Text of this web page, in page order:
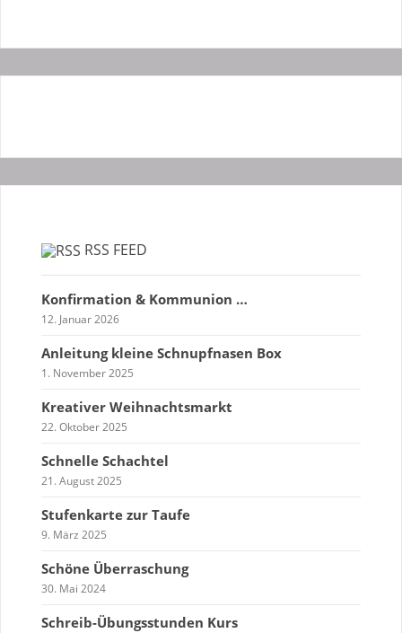
RSS FEED
Konfirmation & Kommunion …
12. Januar 2026
Anleitung kleine Schnupfnasen Box
1. November 2025
Kreativer Weihnachtsmarkt
22. Oktober 2025
Schnelle Schachtel
21. August 2025
Stufenkarte zur Taufe
9. März 2025
Schöne Überraschung
30. Mai 2024
Schreib-Übungsstunden Kurs